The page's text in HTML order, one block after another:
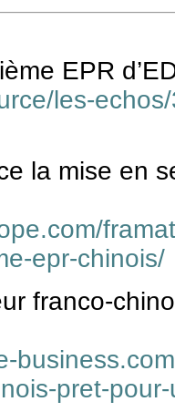
EPR
les-
la mise en
epr-chinois/
franco-
pret-